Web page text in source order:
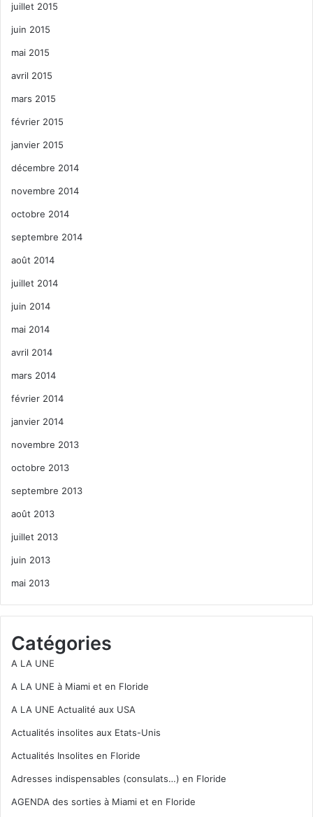
juillet 2015
juin 2015
mai 2015
avril 2015
mars 2015
février 2015
janvier 2015
décembre 2014
novembre 2014
octobre 2014
septembre 2014
août 2014
juillet 2014
juin 2014
mai 2014
avril 2014
mars 2014
février 2014
janvier 2014
novembre 2013
octobre 2013
septembre 2013
août 2013
juillet 2013
juin 2013
mai 2013
Catégories
A LA UNE
A LA UNE à Miami et en Floride
A LA UNE Actualité aux USA
Actualités insolites aux Etats-Unis
Actualités Insolites en Floride
Adresses indispensables (consulats…) en Floride
AGENDA des sorties à Miami et en Floride